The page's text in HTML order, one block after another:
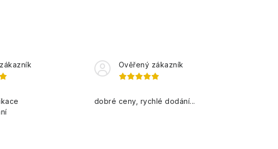
Ověřený zákazník
dobré ceny, rychlé dodání...